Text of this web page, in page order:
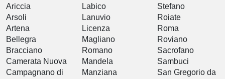
Ariccia
Arsoli
Artena
Bellegra
Bracciano
Camerata Nuova
Campagnano di
Labico
Lanuvio
Licenza
Magliano
Romano
Mandela
Manziana
Stefano
Roiate
Roma
Roviano
Sacrofano
Sambuci
San Gregorio da